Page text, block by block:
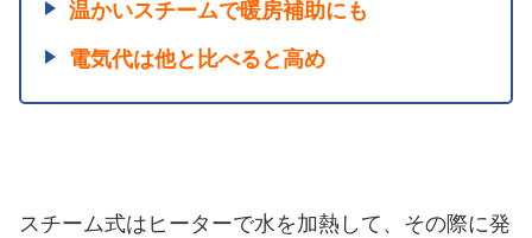
温かいスチームで暖房補助にも
電気代は他と比べると高め
スチーム式はヒーターで水を加熱して、その際に発